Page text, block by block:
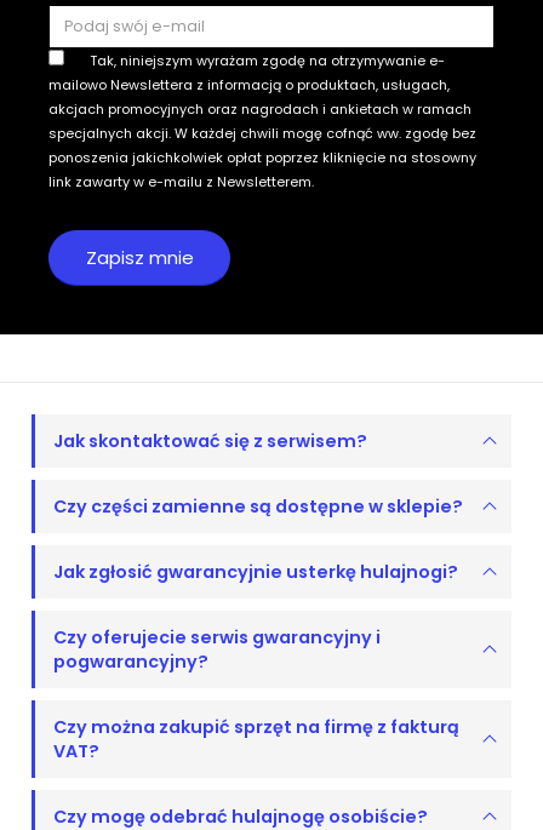
Tak, niniejszym wyrażam zgodę na otrzymywanie e-
mailowo Newslettera z informacją o produktach, usługach,
akcjach promocyjnych oraz nagrodach i ankietach w ramach
specjalnych akcji. W każdej chwili mogę cofnąć ww. zgodę bez
ponoszenia jakichkolwiek opłat poprzez kliknięcie na stosowny
link zawarty w e-mailu z Newsletterem.
Jak skontaktować się z serwisem?
Czy części zamienne są dostępne w sklepie?
Jak zgłosić gwarancyjnie usterkę hulajnogi?
Czy oferujecie serwis gwarancyjny i
pogwarancyjny?
Czy można zakupić sprzęt na firmę z fakturą
VAT?
Czy mogę odebrać hulajnogę osobiście?